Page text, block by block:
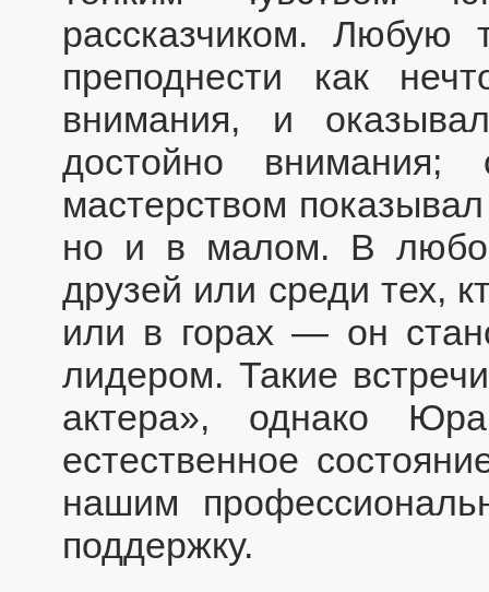
рассказчиком. Любую
преподнести как
внимания, и
достойно
мастерством
но и в малом. В
друзей или среди тех,
или в горах — он
лидером. Такие
актера», однако
естественное
нашим
поддержку.